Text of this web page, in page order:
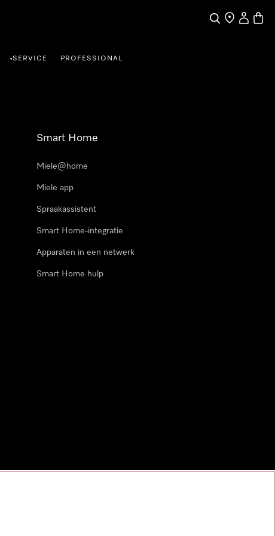
Wat zoek je?
Dealer zoeken
Mijn
•SERVICE PROFESSIONAL
Smart Home
Miele@home
Miele app
Spraakassistent
Smart Home-integratie
Apparaten in een netwerk
Smart Home hulp